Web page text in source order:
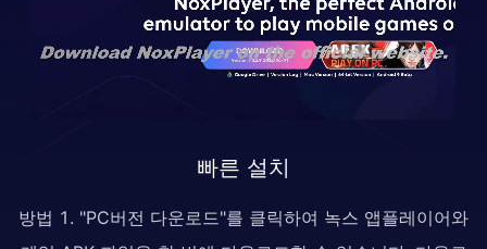
빠른 설치
방법 1. "PC버전 다운로드"를 클릭하여 녹스 앱플레이어와